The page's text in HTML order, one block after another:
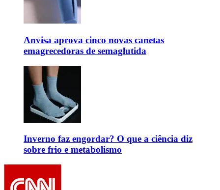
Anvisa aprova cinco novas canetas
emagrecedoras de semaglutida
Inverno faz engordar? O que a ciência diz
sobre frio e metabolismo